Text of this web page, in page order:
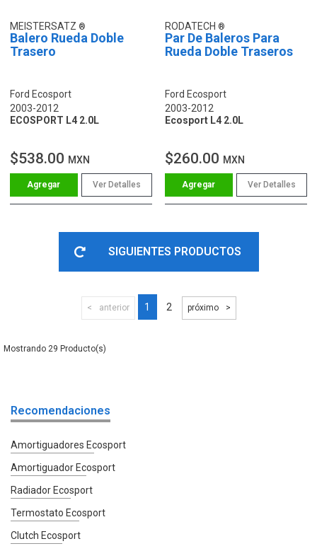
MEISTERSATZ
Balero Rueda Doble
Trasero
Ford Ecosport
2003-2012
ECOSPORT L4 2.0L
$538.00 MXN
Ver Detalles
RODATECH
Par De Baleros Para
Rueda Doble Traseros
Ford Ecosport
2003-2012
Ecosport L4 2.0L
$260.00 MXN
Ver Detalles
SIGUIENTES PRODUCTOS
anterior 1 2 próximo
29
Recomendaciones
Amortiguadores Ecosport
Amortiguador Ecosport
Radiador Ecosport
Termostato Ecosport
Clutch Ecosport